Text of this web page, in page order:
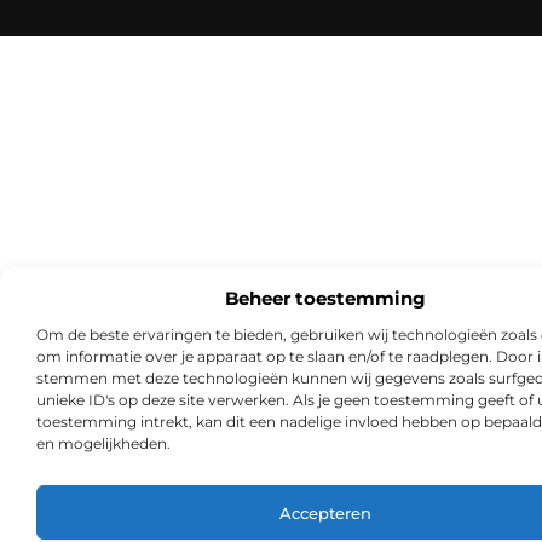
Beheer toestemming
Om de beste ervaringen te bieden, gebruiken wij technologieën zoals
om informatie over je apparaat op te slaan en/of te raadplegen. Door
stemmen met deze technologieën kunnen wij gegevens zoals
unieke ID's op deze site verwerken. Als je geen toestemming geeft of
toestemming intrekt, kan dit een nadelige invloed hebben op
en mogelijkheden.
Accepteren